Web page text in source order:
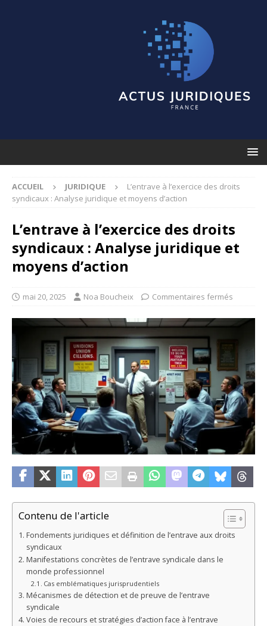
ACCUEIL JURIDIQUE
L’entrave à l’exercice des droits
syndicaux : Analyse juridique et moyens d’action
L’entrave à l’exercice des droits
syndicaux : Analyse juridique et
moyens d’action
mai 20, 2025 Noa Boucheix Commentaires fermés
Contenu de l'article
Fondements juridiques et définition de l’entrave aux droits
syndicaux
Manifestations concrètes de l’entrave syndicale dans le
monde professionnel
Cas emblématiques jurisprudentiels
Mécanismes de détection et de preuve de l’entrave
syndicale
Voies de recours et stratégies d’action face à l’entrave